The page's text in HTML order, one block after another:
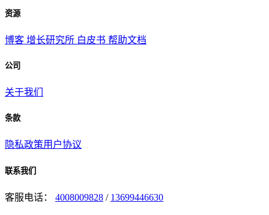
资源
博客 增长研究所 白皮书 帮助文档
公司
关于我们
条款
隐私政策用户协议
联系我们
客服电话： 4008009828 / 13699446630